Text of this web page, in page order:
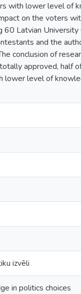
with lower level of
on the voters
Latvian
and the
conclusion of
approved, half
level of
izvēli
in politics choices